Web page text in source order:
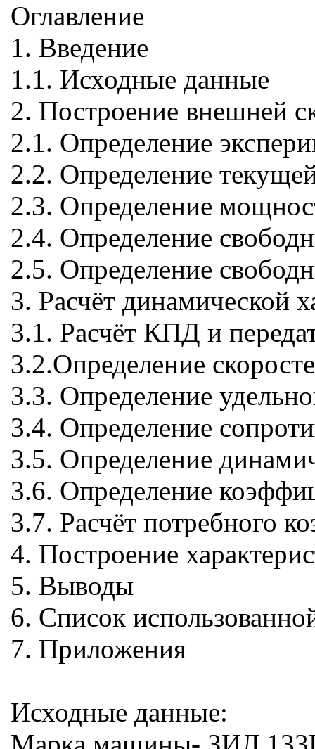
Оглавление
1. Введение
1.1. Исходные данные
2. Построение внешней
2.1. Определение
2.2. Определение
2.3. Определение
2.4. Определение
2.5. Определение
3. Расчёт динамической
3.1. Расчёт КПД и
3.2.Определение
3.3. Определение
3.4. Определение
3.5. Определение
3.6. Определение
3.7. Расчёт потребного
4. Построение
5. Выводы
6. Список
7. Приложения
Исходные данные: